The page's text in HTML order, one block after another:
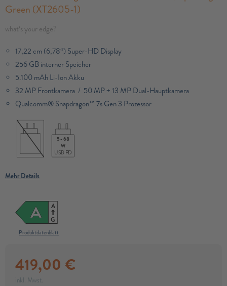
Green (XT2605-1)
what‘s your edge?
17,22 cm (6,78“) Super-HD Display
256 GB interner Speicher
5.100 mAh Li-Ion Akku
32 MP Frontkamera / 50 MP + 13 MP Dual-Hauptkamera
Qualcomm® Snapdragon™ 7s Gen 3 Prozessor​
5 - 68
W
USB PD
Mehr Details
A
G
A
Produktdatenblatt
419,00 €
inkl. Mwst.